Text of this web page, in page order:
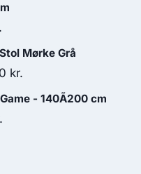
price
is:
Mørke Grå
kr.
price
- 140Ã200 cm